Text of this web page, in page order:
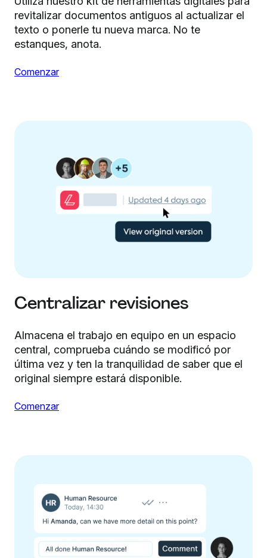
revitalizar documentos antiguos al actualizar el
texto o ponerle tu nueva marca. No te
estanques, anota.
Comenzar
Centralizar revisiones
Almacena el trabajo en equipo en un espacio
central, comprueba cuándo se modificó por
última vez y ten la tranquilidad de saber que el
original siempre estará disponible.
Comenzar